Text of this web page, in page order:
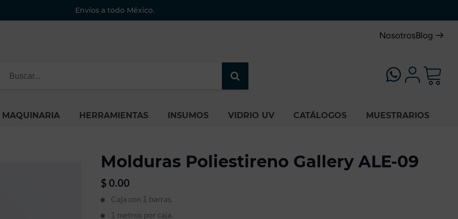
Envíos a todo México.
NosotrosBlog
MAQUINARIA HERRAMIENTAS INSUMOS VIDRIO UV CATÁLOGOS MUESTRARIOS
Molduras Poliestireno Gallery ALE-09
$ 0.00
Caja con 1 barras.
1 metros por caja.